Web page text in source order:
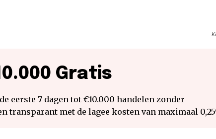
Gratis
eerste 7 dagen tot €10.000 handelen zonder
transparant met de lagee kosten van maximaal